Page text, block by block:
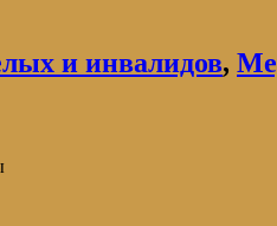
и инвалидов,